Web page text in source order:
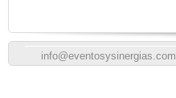
info@eventosysinergias.com